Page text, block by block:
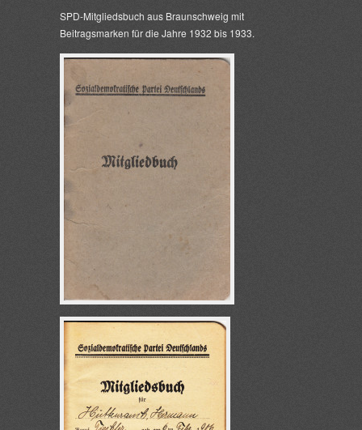
SPD-Mitgliedsbuch aus Braunschweig mit
Beitragsmarken für die Jahre 1932 bis 1933.